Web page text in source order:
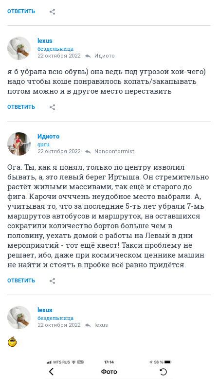
ОТВЕТИТЬ
lexus
бездельница
22 октября 2022 Идиото
я б убрала всю обувь) она ведь под угрозой кой-чего)
надо чтобы коше понравилось копать/закапывать
потом можно и в другое место переставить
ОТВЕТИТЬ
Идиото
guru
22 октября 2022 Nonconformist
Ога. Ты, как я понял, только по центру изволил
бывать, а, это левый берег Иртыша. Он стремительно
растёт жилыми массивами, так ещё и старого до
фига. Карочи очччень неудобное место выбрали. А,
учитывая то, что за последние 5-ть лет убрали 7-мь
маршрутов автобусов и маршруток, на оставшихся
сократили количество бортов больше чем в
половину, уехать домой с работы на Левый в дни
мероприятий - тот ещё квест! Такси проблему не
решает, ибо, даже при космическом ценнике машин
не найти и стоять в пробке всё равно придётся.
ОТВЕТИТЬ
lexus
бездельница
22 октября 2022 lexus